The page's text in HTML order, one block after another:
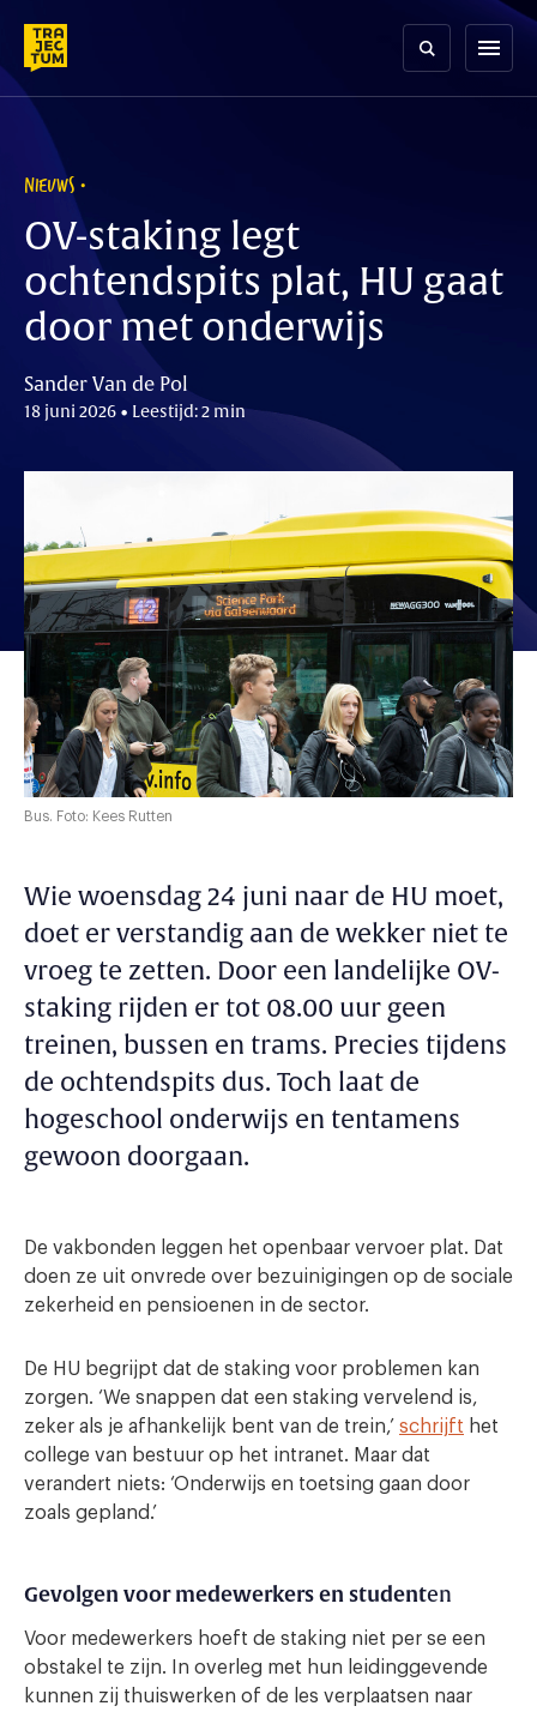
content
menu
NIEUWS
OV-staking legt
ochtendspits plat, HU gaat
door met onderwijs
Sander Van de Pol
18 juni 2026 • Leestijd: 2 min
Bus. Foto: Kees Rutten
Wie woensdag 24 juni naar de HU moet,
doet er verstandig aan de wekker niet te
vroeg te zetten. Door een landelijke OV-
staking rijden er tot 08.00 uur geen
treinen, bussen en trams. Precies tijdens
de ochtendspits dus. Toch laat de
hogeschool onderwijs en tentamens
gewoon doorgaan.
De vakbonden leggen het openbaar vervoer plat. Dat
doen ze uit onvrede over bezuinigingen op de sociale
zekerheid en pensioenen in de sector.
De HU begrijpt dat de staking voor problemen kan
zorgen. ‘We snappen dat een staking vervelend is,
zeker als je afhankelijk bent van de trein,’ schrijft het
college van bestuur op het intranet. Maar dat
verandert niets: ‘Onderwijs en toetsing gaan door
zoals gepland.’
Gevolgen voor medewerkers en studenten
Voor medewerkers hoeft de staking niet per se een
obstakel te zijn. In overleg met hun leidinggevende
kunnen zij thuiswerken of de les verplaatsen naar